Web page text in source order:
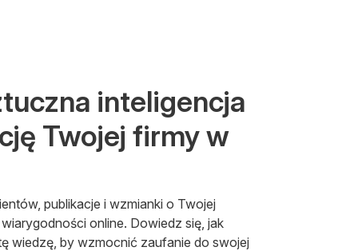
inteligencja
Twojej firmy w
publikacje i wzmianki o Twojej
online. Dowiedz się, jak
wiedzę, by wzmocnić zaufanie do swojej